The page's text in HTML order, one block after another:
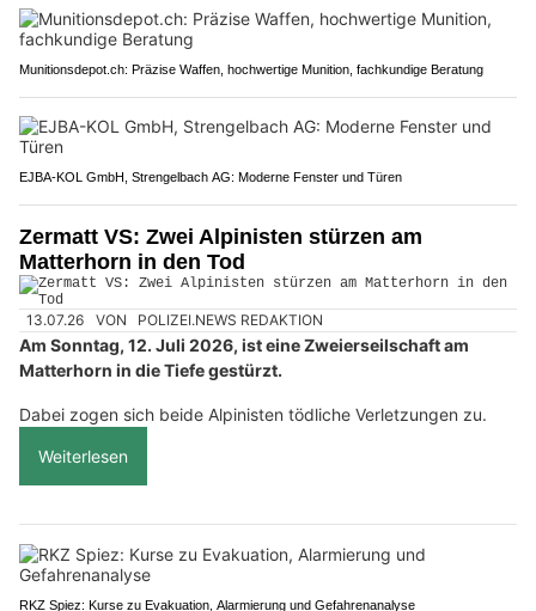
Munitionsdepot.ch: Präzise Waffen, hochwertige Munition, fachkundige Beratung
EJBA-KOL GmbH, Strengelbach AG: Moderne Fenster und Türen
Zermatt VS: Zwei Alpinisten stürzen am
Matterhorn in den Tod
13.07.26 VON POLIZEI.NEWS REDAKTION
Am Sonntag, 12. Juli 2026, ist eine Zweierseilschaft am
Matterhorn in die Tiefe gestürzt.
Dabei zogen sich beide Alpinisten tödliche Verletzungen zu.
Weiterlesen
RKZ Spiez: Kurse zu Evakuation, Alarmierung und Gefahrenanalyse